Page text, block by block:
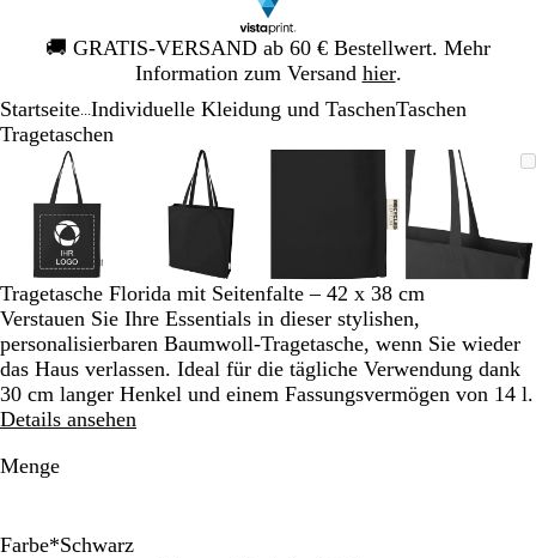
🚚 GRATIS-VERSAND ab 60 € Bestellwert. Mehr
Information zum Versand hier.
Galeriebild
1
Startseite Individuelle Kleidung und TaschenTaschen
Tragetaschen
Vergrößer-/verkleinerbares
Bild
Zoom
auf
Minimum
Klicken
zum
Vergrößern
Verwenden
Sie
die
Tasten
+
und
zum
Zoomen
und
die
Pfeiltasten
Vergrößer-/verkleinerbares
Bild
Zoom
auf
Minimum
Klicken
zum
Vergrößern
Verwenden
Sie
die
Tasten
und
Zoomen
und
Vergrößer-/
Minimum
Vergrößern
Verwenden
Tasten
und
zum
Zoomen
und
die
Bild
auf
Klicken
zum
Sie
die
Tasten
und
zum
und
Galeriebild
Tragetasche Florida mit Seitenfalte – 42 x 38 cm
Verstauen Sie Ihre Essentials in dieser stylishen,
personalisierbaren Baumwoll-Tragetasche, wenn Sie wieder
das Haus verlassen. Ideal für die tägliche Verwendung dank
30 cm langer Henkel und einem Fassungsvermögen von 14 l.
Details ansehen
Menge
Farbe*Schwarz